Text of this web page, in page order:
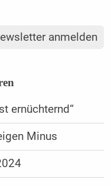
anmelden
ernüchternd“
Minus